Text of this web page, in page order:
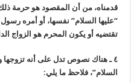
قدمناه، من أن المقصود هو حرمة
“عليها السلام” نفسها، أو أمره
تقتضيه أو يكون المحرم هو الزواج
٤ ـ هناك نصوص تدل على أنه تزوجها
السلام”، فلاحظ ما يلي: